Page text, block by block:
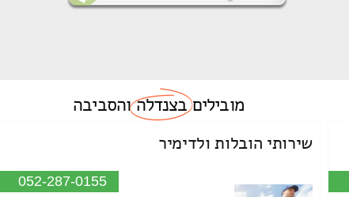
מוביליםבצנדלהוהסביבה
שירותי הובלות ולדימיר
052-287-0155